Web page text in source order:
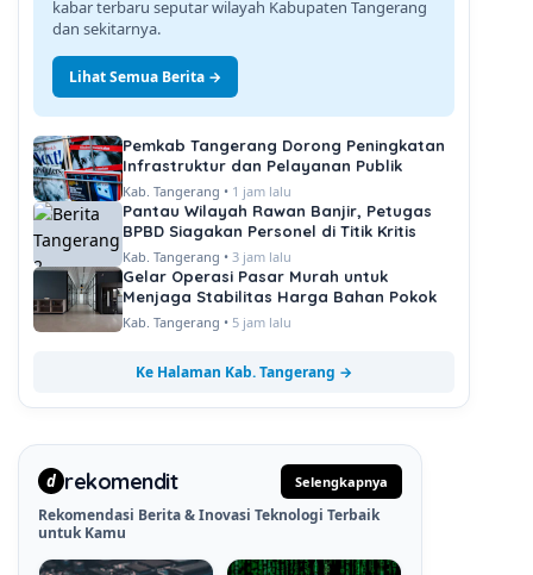
kabar terbaru seputar wilayah Kabupaten Tangerang
dan sekitarnya.
Lihat Semua Berita →
Pemkab Tangerang Dorong Peningkatan
Infrastruktur dan Pelayanan Publik
Kab. Tangerang • 1 jam lalu
Pantau Wilayah Rawan Banjir, Petugas
BPBD Siagakan Personel di Titik Kritis
Kab. Tangerang • 3 jam lalu
Gelar Operasi Pasar Murah untuk
Menjaga Stabilitas Harga Bahan Pokok
Kab. Tangerang • 5 jam lalu
Ke Halaman Kab. Tangerang →
d rekomendit Selengkapnya
Rekomendasi Berita & Inovasi Teknologi Terbaik
untuk Kamu